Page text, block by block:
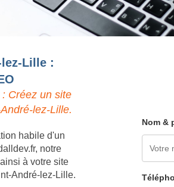
Lille :
Créez un site
lez-Lille.
habile d'un
notre
à votre site
André-lez-Lille.
Nom &